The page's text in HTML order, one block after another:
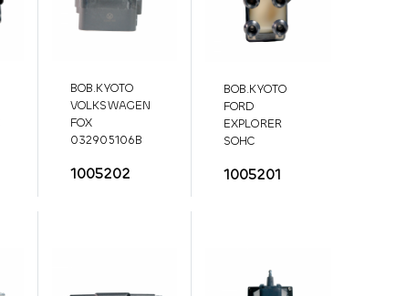
BOB.KYOTO
VOLKSWAGEN
FOX
032905106B
032905106B
1005202
BOB.KYOTO
FORD
EXPLORER
SOHC
KY
1005201